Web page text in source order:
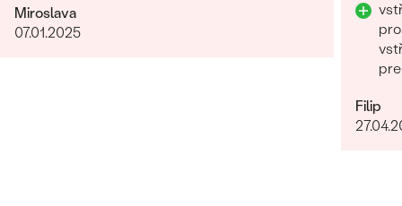
Miroslava
07.01.2025
Filip